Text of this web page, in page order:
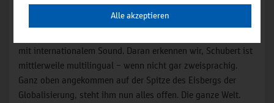
Anliegen.
mit internationalem Sound. Daran erkennen wir, Schubert ist
mittlerweile multilingual – wenn nicht gar zweisprachig.
Ganz oben angekommen auf der Spitze des Eisbergs der
Globalisierung, steht ihm nun alles offen. Die ganze Welt.
Alle akzeptieren